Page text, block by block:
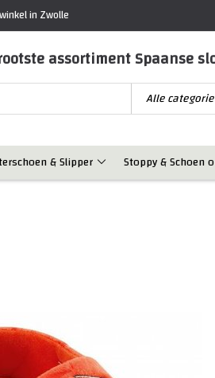
in Zwolle
& Slipper Stoppy & Schoen
assortiment Spaanse